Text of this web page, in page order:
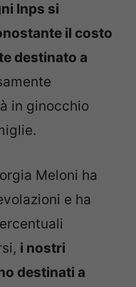
Inps si
il costo
destinato a
in ginocchio
Meloni ha
e ha
i nostri
destinati a